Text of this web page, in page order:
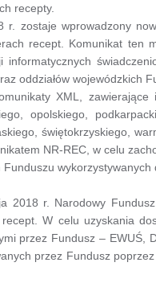
recepty.
wprowadzony nowy,
recept. Komunikat ten
informatycznych
oddziałów wojewódzkich
XML, zawierające
opolskiego,
świętokrzyskiego,
NR-REC, w celu
wykorzystywanych
r. Narodowy Fundusz
W celu uzyskania
przez Fundusz –
przez Fundusz